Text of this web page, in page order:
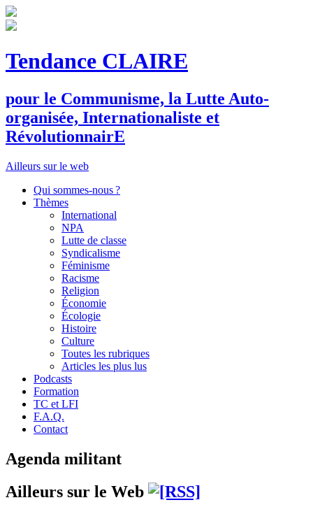
Tendance CLAIRE
pour le Communisme, la Lutte Auto-
organisée, Internationaliste et
RévolutionnairE
Ailleurs sur le web
Qui sommes-nous ?
Thèmes
International
NPA
Lutte de classe
Syndicalisme
Féminisme
Racisme
Religion
Économie
Écologie
Histoire
Culture
Toutes les rubriques
Articles les plus lus
Podcasts
Formation
TC et LFI
F.A.Q.
Contact
Agenda militant
Ailleurs sur le Web